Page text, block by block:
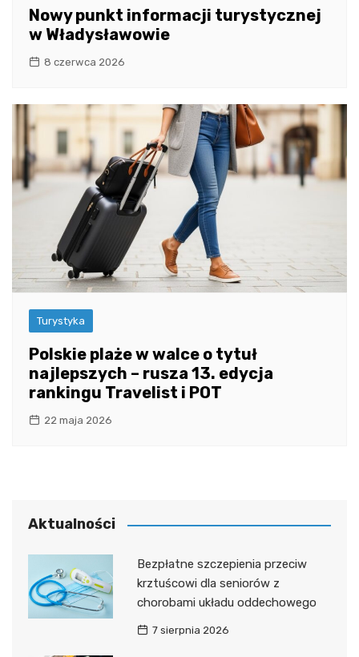
Nowy punkt informacji turystycznej
w Władysławowie
8 czerwca 2026
Turystyka
Polskie plaże w walce o tytuł
najlepszych – rusza 13. edycja
rankingu Travelist i POT
22 maja 2026
Aktualności
Bezpłatne szczepienia przeciw
krztuścowi dla seniorów z
chorobami układu oddechowego
7 sierpnia 2026